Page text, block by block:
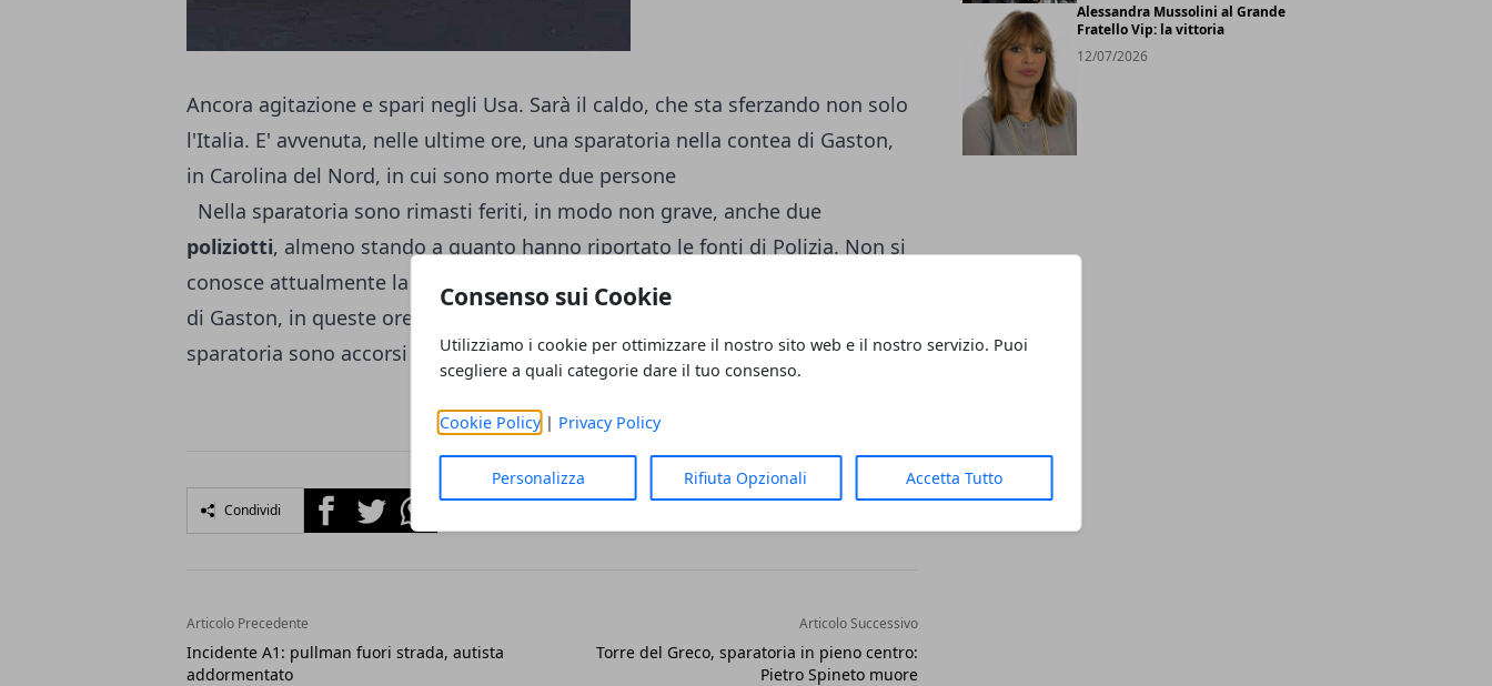
Consenso sui Cookie
Utilizziamo i cookie per ottimizzare il nostro sito web e il nostro servizio. Puoi
scegliere a quali categorie dare il tuo consenso.
Cookie Policy| Privacy Policy
Personalizza Rifiuta Opzionali Accetta Tutto
Ancora agitazione e spari negli Usa. Sarà il caldo, che sta sferzando non solo
l'Italia. E' avvenuta, nelle ultime ore, una sparatoria nella contea di Gaston,
in Carolina del Nord, in cui sono morte due persone
Nella sparatoria sono rimasti feriti, in modo non grave, anche due
poliziotti, almeno stando a quanto hanno riportato le fonti di Polizia. Non si
conosce attualmente la dinamica della sparatoria e il movente. Nella contea
di Gaston, in queste ore, c'è molta
sparatoria sono accorsi molti poliziotti.
Condividi FacebookTwitterWhatsapp
Articolo Precedente
Incidente A1: pullman fuori strada, autista
addormentato
Articolo Successivo
Torre del Greco, sparatoria in pieno centro:
Pietro Spineto muore
Alessandra Mussolini al Grande
Fratello Vip: la vittoria
12/07/2026